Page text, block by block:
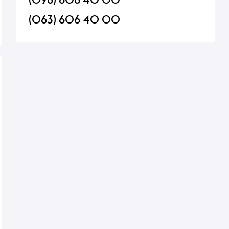
(063) 606 40 00